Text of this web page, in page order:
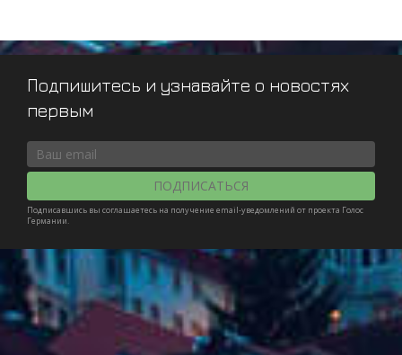
Подпишитесь и узнавайте о новостях
первым
ПОДПИСАТЬСЯ
Подписавшись вы соглашаетесь на получение email-уведомлений от проекта Голос
Германии.